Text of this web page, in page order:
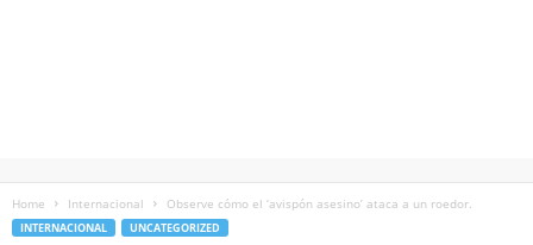
Home Internacional Observe cómo el ‘avispón asesino’ ataca a un roedor.
INTERNACIONAL UNCATEGORIZED